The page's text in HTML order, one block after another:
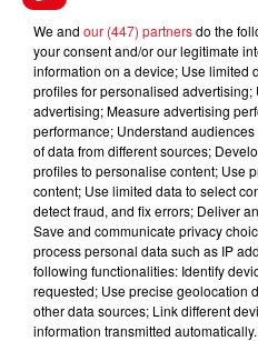
HIPPODROME DU
C1 : 10 -
C2 : 5 - 7
C3 : 12 -
C4 : 9 -
C5 : 3 - 2 -
C6 : 7 -
C7 : 3 - 5
C8 : 3 - 5
We and our (447) partnersdo the
your consent and/or our legitimate
information on a device; Use limited
profiles for personalised
advertising; Measure advertising
performance; Understand
of data from different sources;
profiles to personalise content; Use
content; Use limited data to select
detect fraud, and fix errors; Deliver
Save and communicate privacy
process personal data such as IP
following functionalities: Identify
requested; Use precise geolocation
other data sources; Link different
information transmitted automatically.